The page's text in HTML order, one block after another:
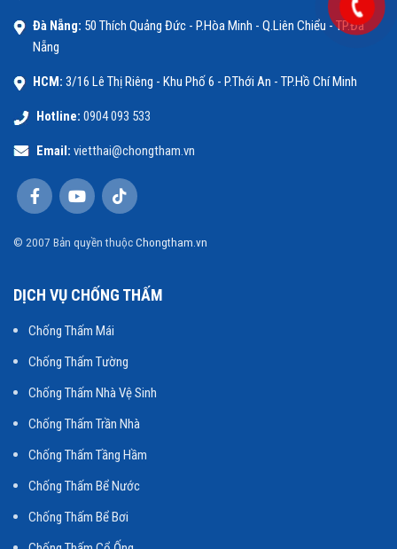
Đà Nẵng: 50 Thích Quảng Đức - P.Hòa Minh - Q.Liên Chiểu - TP.Đà
Nẵng
HCM: 3/16 Lê Thị Riêng - Khu Phố 6 - P.Thới An - TP.Hồ Chí Minh
Hotline: 0904 093 533
Email: vietthai@chongtham.vn
© 2007 Bản quyền thuộc Chongtham.vn
DỊCH VỤ CHỐNG THẤM
Chống Thấm Mái
Chống Thấm Tường
Chống Thấm Nhà Vệ Sinh
Chống Thấm Trần Nhà
Chống Thấm Tầng Hầm
Chống Thấm Bể Nước
Chống Thấm Bể Bơi